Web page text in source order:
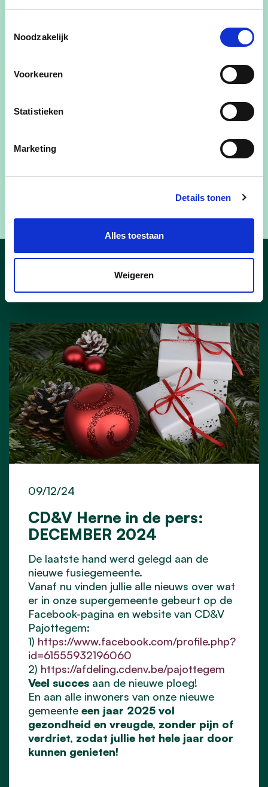
Noodzakelijk
Voorkeuren
Statistieken
Marketing
Details tonen
Alles toestaan
Weigeren
CD&V Herne in de pers:
DECEMBER 2024
09/12/24
De laatste hand werd gelegd aan de
nieuwe fusiegemeente.
Vanaf nu vinden jullie alle nieuws over wat
er in onze supergemeente gebeurt op de
Facebook-pagina en website van CD&V
Pajottegem:
1) https://www.facebook.com/profile.php?
id=61555932196060
2) https://afdeling.cdenv.be/pajottegem
Veel succes aan de nieuwe ploeg!
En aan alle inwoners van onze nieuwe
gemeente een jaar 2025 vol
gezondheid en vreugde, zonder pijn of
verdriet, zodat jullie het hele jaar door
kunnen genieten!